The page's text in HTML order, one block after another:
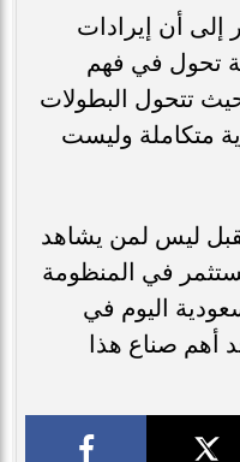
أن إيرادات
تمثل نقطة تحول في فهم
تتحول البطولات
متكاملة وليست
ليس لمن يشاهد
في المنظومة
اليوم في
أهم صناع هذا